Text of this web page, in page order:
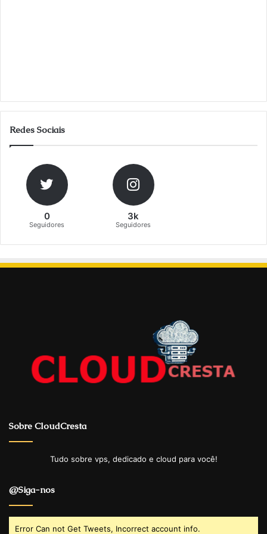
Redes Sociais
0
Seguidores
3k
Seguidores
Sobre CloudCresta
Tudo sobre vps, dedicado e cloud para você!
@Siga-nos
Error Can not Get Tweets, Incorrect account info.